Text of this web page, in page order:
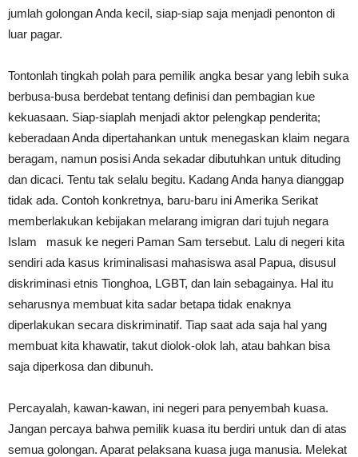
jumlah golongan Anda kecil, siap-siap saja menjadi penonton di
luar pagar.
Tontonlah tingkah polah para pemilik angka besar yang lebih suka
berbusa-busa berdebat tentang definisi dan pembagian kue
kekuasaan. Siap-siaplah menjadi aktor pelengkap penderita;
keberadaan Anda dipertahankan untuk menegaskan klaim negara
beragam, namun posisi Anda sekadar dibutuhkan untuk dituding
dan dicaci. Tentu tak selalu begitu. Kadang Anda hanya dianggap
tidak ada. Contoh konkretnya, baru-baru ini Amerika Serikat
memberlakukan kebijakan melarang imigran dari tujuh negara
Islam masuk ke negeri Paman Sam tersebut. Lalu di negeri kita
sendiri ada kasus kriminalisasi mahasiswa asal Papua, disusul
diskriminasi etnis Tionghoa, LGBT, dan lain sebagainya. Hal itu
seharusnya membuat kita sadar betapa tidak enaknya
diperlakukan secara diskriminatif. Tiap saat ada saja hal yang
membuat kita khawatir, takut diolok-olok lah, atau bahkan bisa
saja diperkosa dan dibunuh.
Percayalah, kawan-kawan, ini negeri para penyembah kuasa.
Jangan percaya bahwa pemilik kuasa itu berdiri untuk dan di atas
semua golongan. Aparat pelaksana kuasa juga manusia. Melekat